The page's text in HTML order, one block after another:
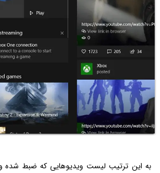
به این ترتیب لیست ویدیوهایی که ضبط شده